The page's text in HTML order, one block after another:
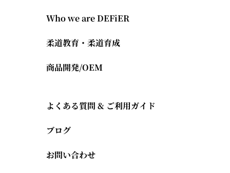
Who we are DEFiER
柔道教育・柔道育成
商品開発/OEM
よくある質問 & ご利用ガイド
ブログ
お問い合わせ